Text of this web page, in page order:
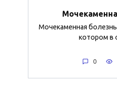
Мочекаменная
котором в
0